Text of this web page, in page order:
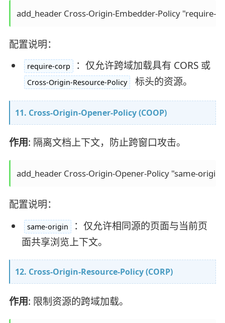
配置说明：
require-corp ：仅允许跨域加载具有 CORS 或
Cross-Origin-Resource-Policy 标头的资源。
11. Cross-Origin-Opener-Policy (COOP)
作用: 隔离文档上下文，防止跨窗口攻击。
配置说明：
same-origin
：仅允许相同源的页面与当前页
面共享浏览上下文。
12. Cross-Origin-Resource-Policy (CORP)
作用: 限制资源的跨域加载。